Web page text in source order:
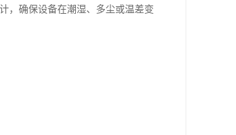
，确保设备在潮湿、多尘或温差变